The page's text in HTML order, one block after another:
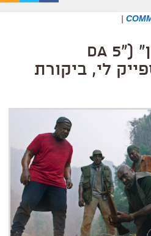
|
"הזהב של נורמן" ("Da 5